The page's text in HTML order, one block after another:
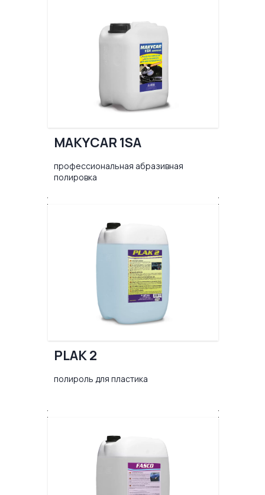
MAKYCAR 1SA
профессиональная абразивная
полировка
PLAK 2
полироль для пластика